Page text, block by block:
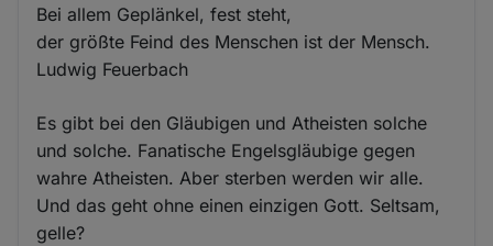
Bei allem Geplänkel, fest steht,
der größte Feind des Menschen ist der Mensch.
Ludwig Feuerbach
Es gibt bei den Gläubigen und Atheisten solche
und solche. Fanatische Engelsgläubige gegen
wahre Atheisten. Aber sterben werden wir alle.
Und das geht ohne einen einzigen Gott. Seltsam,
gelle?